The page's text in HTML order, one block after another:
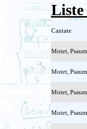
Liste
Cantate
Motet,
Motet,
Motet,
Motet,